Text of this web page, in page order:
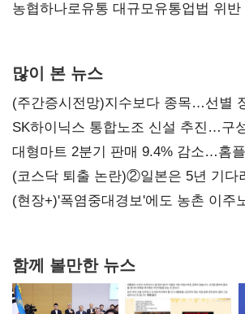
농협하나로유통 대규모유통업법 위
많이 본 뉴스
(주간증시전망)지수보다 종목…선별
SK하이닉스 통합노조 신설 추진…구
불만 확산
대형마트 2분기 판매 9.4% 감소…홈
(코스닥 퇴출 논란)②일본은 5년 기다
당장 퇴출?…시간만으론 부족한 코스
(현장+)'폭염중대경보'에도 농촌 이주
함께 볼만한 뉴스